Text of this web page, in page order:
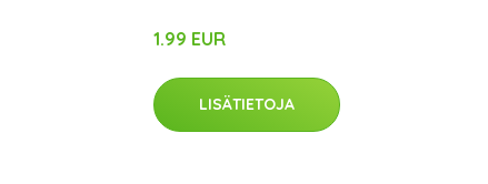
1.99 EUR
LISÄTIETOJA